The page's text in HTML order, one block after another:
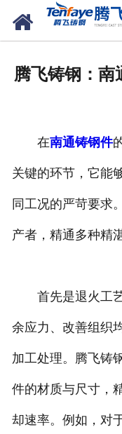
腾飞铸钢：南
在南通铸钢件
关键的环节，它能
同工况的严苛要求
产者，精通多种精
首先是退火工艺
余应力、改善组织
加工处理。腾飞铸
件的材质与尺寸，
却速率。例如，对